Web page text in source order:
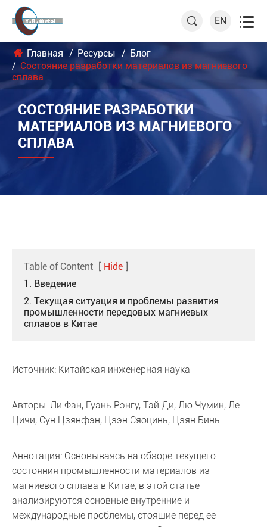
 EN 
Главная Ресурсы
Блог
Состояние разработки материалов из магниевого
сплава
СОСТОЯНИЕ РАЗРАБОТКИ
МАТЕРИАЛОВ ИЗ МАГНИЕВОГО
СПЛАВА
Table of Content [ Hide ]
1. Введение
2. Текущая ситуация и проблемы развития
промышленности передовых магниевых
сплавов в Китае
Источник: Китайская инженерная наука
Авторы: Ли Фан, Гуань Рэнгу, Тай Ди, Лю Чумин, Ле
Цичи, Сун Цзянфэн, Цзэн Сяоцинь, Цзян Бинь
Аннотация: Основываясь на обзоре текущего
состояния промышленности материалов из
магниевого сплава в Китае, в этой статье
анализируются основные внутренние и
международные проблемы, стоящие перед ее